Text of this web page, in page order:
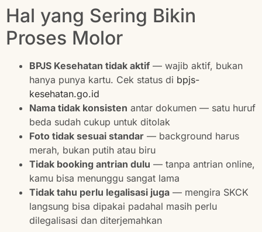
Hal yang Sering Bikin
Proses Molor
BPJS Kesehatan tidak aktif — wajib aktif, bukan
hanya punya kartu. Cek status di bpjs-
kesehatan.go.id
Nama tidak konsisten antar dokumen — satu huruf
beda sudah cukup untuk ditolak
Foto tidak sesuai standar — background harus
merah, bukan putih atau biru
Tidak booking antrian dulu — tanpa antrian online,
kamu bisa menunggu sangat lama
Tidak tahu perlu legalisasi juga — mengira SKCK
langsung bisa dipakai padahal masih perlu
dilegalisasi dan diterjemahkan